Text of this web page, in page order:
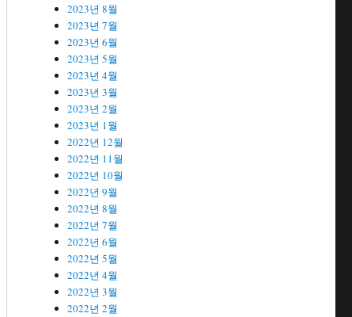
2023년 8월
2023년 7월
2023년 6월
2023년 5월
2023년 4월
2023년 3월
2023년 2월
2023년 1월
2022년 12월
2022년 11월
2022년 10월
2022년 9월
2022년 8월
2022년 7월
2022년 6월
2022년 5월
2022년 4월
2022년 3월
2022년 2월